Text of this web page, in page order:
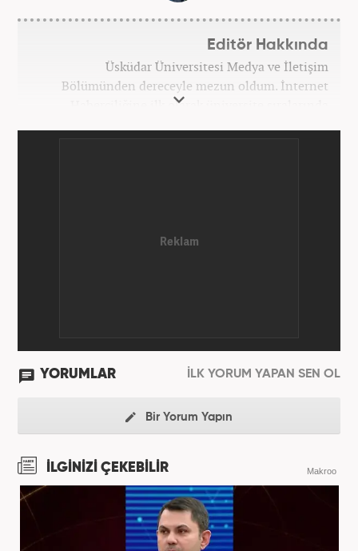
Editör Hakkında
Üsküdar Üniversitesi Medya ve İletişim
Bölümünden dereceyle mezun oldum. İnternet
Haberciliğine ilk olarak üniversite sıralarında
grafik ve video hazırladım. Kariyerime Haber7'de
YORUMLAR İLK YORUM YAPAN SEN OL
Bir Yorum Yapın
İLGİNİZİ ÇEKEBİLİR Makroo